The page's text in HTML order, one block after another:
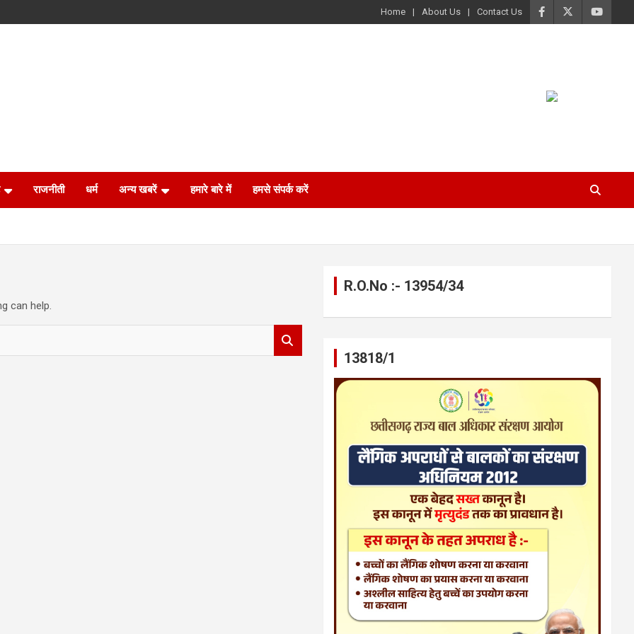
Home About Us Contact Us
राजनीती धर्म अन्य खबरें हमारे बारे में हमसे संपर्क करें
can help.
R.O.No :- 13954/34
13818/1